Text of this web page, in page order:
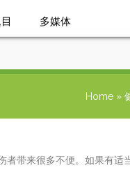
多媒体
Home »
者带来很多不便。如果有适